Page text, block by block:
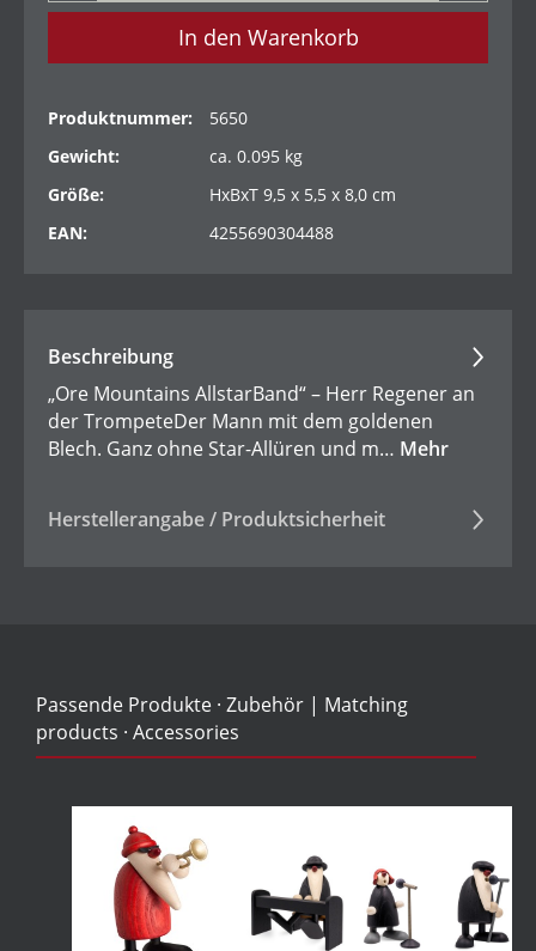
In den Warenkorb
Produktnummer:
5650
Gewicht:
ca. 0.095 kg
Größe:
HxBxT 9,5 x 5,5 x 8,0 cm
EAN:
4255690304488
Beschreibung
„Ore Mountains AllstarBand“ – Herr Regener an
der TrompeteDer Mann mit dem goldenen
Blech. Ganz ohne Star-Allüren und m… Mehr
Herstellerangabe / Produktsicherheit
Passende Produkte · Zubehör | Matching
products · Accessories